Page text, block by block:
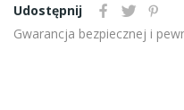
Udostępnij
Gwarancja bezpiecznej i